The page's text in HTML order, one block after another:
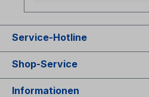
Service-Hotline
Shop-Service
Informationen